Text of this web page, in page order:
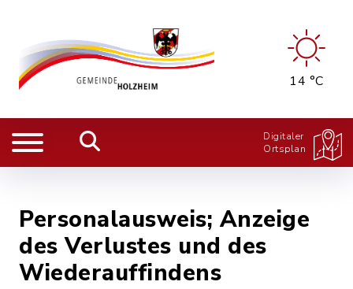
14 °C
Digitaler
Ortsplan
Personalausweis; Anzeige
des Verlustes und des
Wiederauffindens